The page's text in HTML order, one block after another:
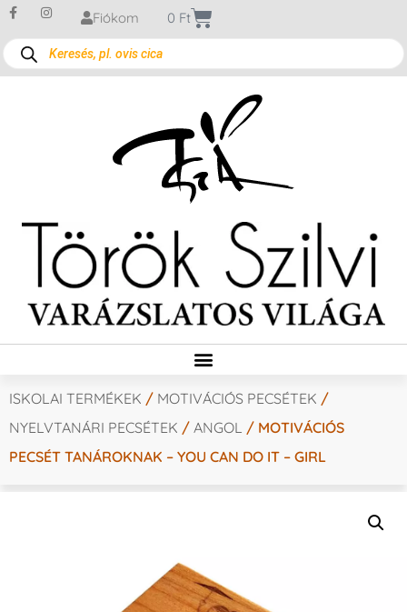
Fiókom 0 Ft
ISKOLAI TERMÉKEK / MOTIVÁCIÓS PECSÉTEK /
NYELVTANÁRI PECSÉTEK / ANGOL / MOTIVÁCIÓS
PECSÉT TANÁROKNAK – YOU CAN DO IT – GIRL